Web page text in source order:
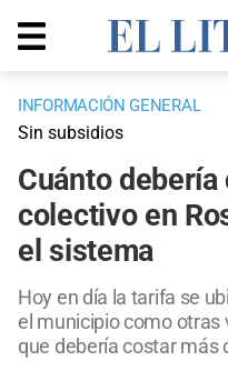
INFORMACIÓN GENERAL
Sin subsidios
Cuánto
colectivo en
el sistema
Hoy en día la tarifa se
el municipio como otras
que debería costar más